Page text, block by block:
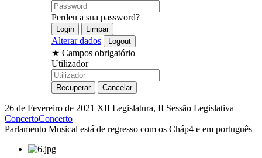
Perdeu a sua password?
Alterar dados
★ Campos obrigatório
Utilizador
26 de Fevereiro de 2021 XII Legislatura, II Sessão Legislativa
ConcertoConcerto
Parlamento Musical está de regresso com os Cháp4 e em português